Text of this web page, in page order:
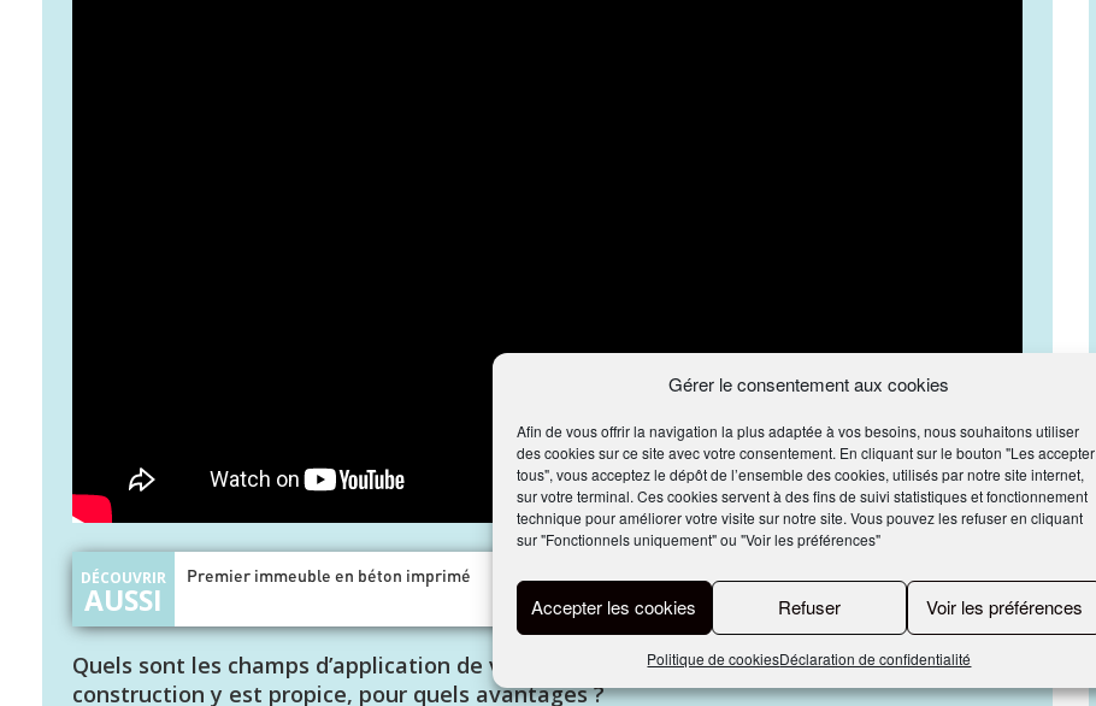
Gérer le consentement aux cookies
Afin de vous offrir la navigation la plus adaptée à vos besoins, nous souhaitons utiliser
des cookies sur ce site avec votre consentement. En cliquant sur le bouton "Les accepter
tous", vous acceptez le dépôt de l’ensemble des cookies, utilisés par notre site internet,
sur votre terminal. Ces cookies servent à des fins de suivi statistiques et fonctionnement
technique pour améliorer votre visite sur notre site. Vous pouvez les refuser en cliquant
sur "Fonctionnels uniquement" ou "Voir les préférences"
Accepter les cookies Refuser Voir les préférences
Politique de cookiesDéclaration de confidentialité
Premier immeuble en béton imprimé
Quels sont les champs d’application de votre technologie, et pourquoi le secteur de la
construction y est propice, pour quels avantages ?